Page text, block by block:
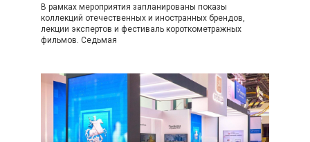
В рамках мероприятия запланированы показы
коллекций отечественных и иностранных брендов,
лекции экспертов и фестиваль короткометражных
фильмов. Седьмая